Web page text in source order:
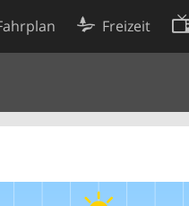
Freizeit
Cookie-Einstellungen